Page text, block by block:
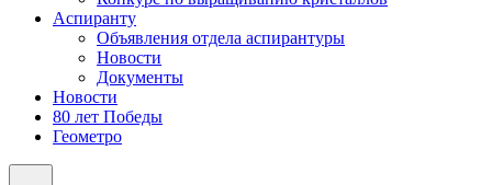
Аспиранту
Объявления отдела аспирантуры
Новости
Документы
Новости
80 лет Победы
Геометро